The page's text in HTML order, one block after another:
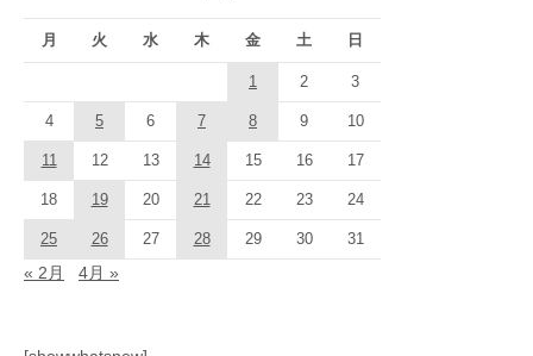
月 火 水 木 金 土 日
1 2 3
4 5 6 7 8 9 10
11 12 13 14 15 16 17
18 19 20 21 22 23 24
25 26 27 28 29 30 31
« 2月 4月 »